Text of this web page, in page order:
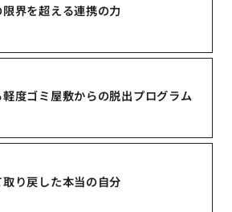
界を超える連携の力
度ゴミ屋敷からの脱出プログラム
り戻した本当の自分